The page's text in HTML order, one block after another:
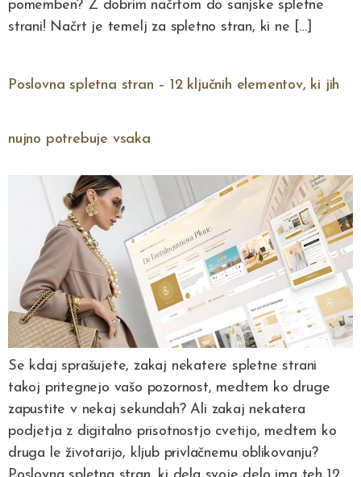
pomemben? Z dobrim načrtom do sanjske spletne
strani! Načrt je temelj za spletno stran, ki ne […]
Poslovna spletna stran – 12 ključnih elementov, ki jih
nujno potrebuje vsaka
Se kdaj sprašujete, zakaj nekatere spletne strani
takoj pritegnejo vašo pozornost, medtem ko druge
zapustite v nekaj sekundah? Ali zakaj nekatera
podjetja z digitalno prisotnostjo cvetijo, medtem ko
druga le životarijo, kljub privlačnemu oblikovanju?